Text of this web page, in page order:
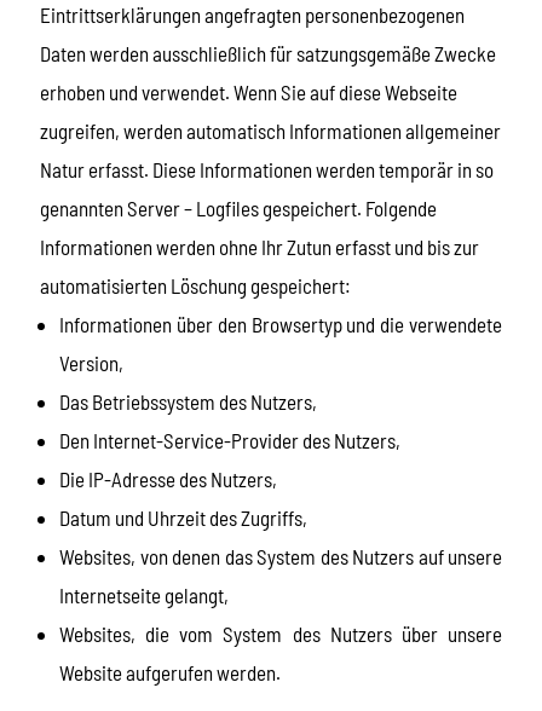
Eintrittserklärungen angefragten personenbezogenen
Daten werden ausschließlich für satzungsgemäße Zwecke
erhoben und verwendet. Wenn Sie auf diese Webseite
zugreifen, werden automatisch Informationen allgemeiner
Natur erfasst. Diese Informationen werden temporär in so
genannten Server – Logfiles gespeichert. Folgende
Informationen werden ohne Ihr Zutun erfasst und bis zur
automatisierten Löschung gespeichert:
Informationen über den Browsertyp und die verwendete
Version,
Das Betriebssystem des Nutzers,
Den Internet-Service-Provider des Nutzers,
Die IP-Adresse des Nutzers,
Datum und Uhrzeit des Zugriffs,
Websites, von denen das System des Nutzers auf unsere
Internetseite gelangt,
Websites, die vom System des Nutzers über unsere
Website aufgerufen werden.